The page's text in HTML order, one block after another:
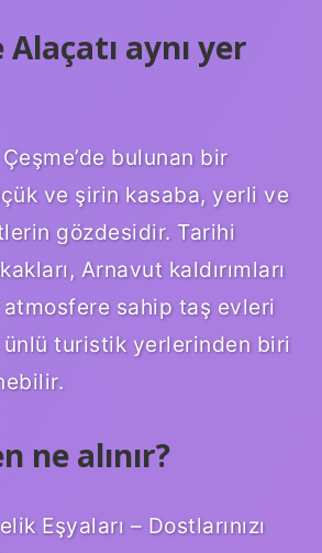
Alaçatı aynı yer
bulunan bir
ve şirin kasaba, yerli ve
gözdesidir. Tarihi
Arnavut kaldırımları
sahip taş evleri
ünlü turistik yerlerinden biri
ne alınır?
Eşyaları – Dostlarınızı